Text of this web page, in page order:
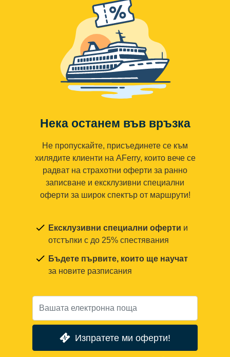
Нека останем във връзка
Не пропускайте, присъединете се към
хилядите клиенти на AFerry, които вече се
радват на страхотни оферти за ранно
записване и ексклузивни специални
оферти за широк спектър от маршрути!
Ексклузивни специални оферти и
отстъпки с до 25% спестявания
Бъдете първите, които ще научат
за новите разписания
Изпратете ми оферти!